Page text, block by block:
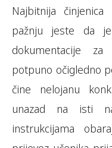
Najbitnija
pažnju jeste da
dokumentacije
potpuno očigledno
čine nelojanu
unazad na isti
instrukcijama